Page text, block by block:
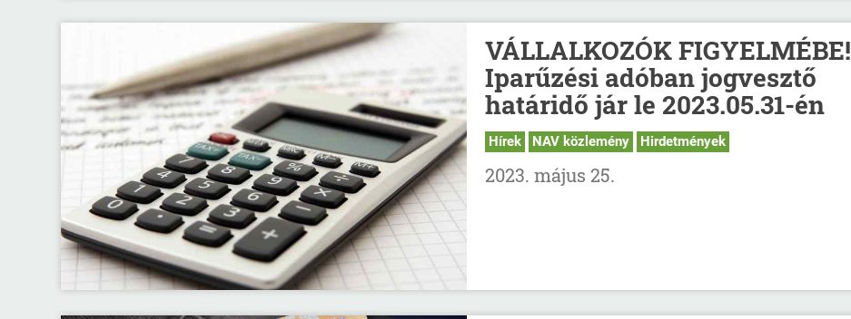
VÁLLALKOZÓK FIGYELMÉBE!
Iparűzési adóban jogvesztő
határidő jár le 2023.05.31-én
Hírek NAV közlemény Hirdetmények
2023. május 25.